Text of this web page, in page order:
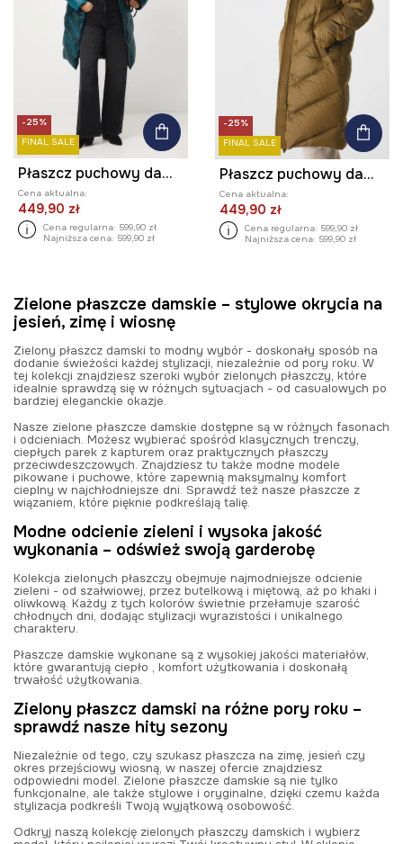
-25%
FINAL SALE
Płaszcz puchowy damski pikowany
Cena aktualna:
449,90 zł
Cena regularna: 599,90 zł
Najniższa cena: 599,90 zł
-25%
FINAL SALE
Płaszcz puchowy damski pikowany
Cena aktualna:
449,90 zł
Cena regularna: 599,90 zł
Najniższa cena: 599,90 zł
Zielone płaszcze damskie – stylowe okrycia na
jesień, zimę i wiosnę
Zielony płaszcz damski to modny wybór - doskonały sposób na
dodanie świeżości każdej stylizacji, niezależnie od pory roku. W
tej kolekcji znajdziesz szeroki wybór zielonych płaszczy, które
idealnie sprawdzą się w różnych sytuacjach - od casualowych po
bardziej eleganckie okazje.
Nasze zielone płaszcze damskie dostępne są w różnych fasonach
i odcieniach. Możesz wybierać spośród klasycznych trenczy,
ciepłych parek z kapturem oraz praktycznych płaszczy
przeciwdeszczowych. Znajdziesz tu także modne modele
pikowane i puchowe, które zapewnią maksymalny komfort
cieplny w najchłodniejsze dni. Sprawdź też nasze płaszcze z
wiązaniem, które pięknie podkreślają talię.
Modne odcienie zieleni i wysoka jakość
wykonania – odśwież swoją garderobę
Kolekcja zielonych płaszczy obejmuje najmodniejsze odcienie
zieleni - od szałwiowej, przez butelkową i miętową, aż po khaki i
oliwkową. Każdy z tych kolorów świetnie przełamuje szarość
chłodnych dni, dodając stylizacji wyrazistości i unikalnego
charakteru.
Płaszcze damskie wykonane są z wysokiej jakości materiałów,
które gwarantują ciepło , komfort użytkowania i doskonałą
trwałość użytkowania.
Zielony płaszcz damski na różne pory roku –
sprawdź nasze hity sezony
Niezależnie od tego, czy szukasz płaszcza na zimę, jesień czy
okres przejściowy wiosną, w naszej ofercie znajdziesz
odpowiedni model. Zielone płaszcze damskie są nie tylko
funkcjonalne, ale także stylowe i oryginalne, dzięki czemu każda
stylizacja podkreśli Twoją wyjątkową osobowość.
Odkryj naszą kolekcję zielonych płaszczy damskich i wybierz